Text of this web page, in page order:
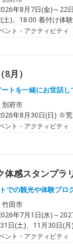
年8月7日(金)～22
土)。18:00 着付け体
ント・アクティビティ
月）
トを一緒にお世話し
別府市
年8月30日(日) ※
ント・アクティビティ
体感スタンプラ
での観光や体験プロ
竹田市
年7月1日(水)～
日(土)、11月30日(
ント・アクティビティ